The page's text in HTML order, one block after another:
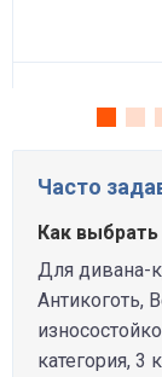
Часто
Как
Для дивана-
Антикоготь,
категория, 3